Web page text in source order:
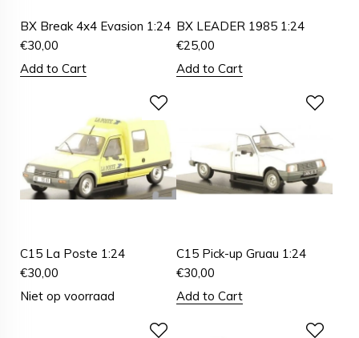
BX Break 4x4 Evasion 1:24
€30,00
Add to Cart
BX LEADER 1985 1:24
€25,00
Add to Cart
C15 La Poste 1:24
€30,00
Niet op voorraad
C15 Pick-up Gruau 1:24
€30,00
Add to Cart